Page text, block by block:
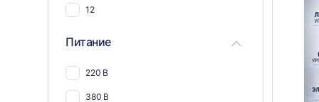
Для текстиля
12
Питание
220 В
380 В